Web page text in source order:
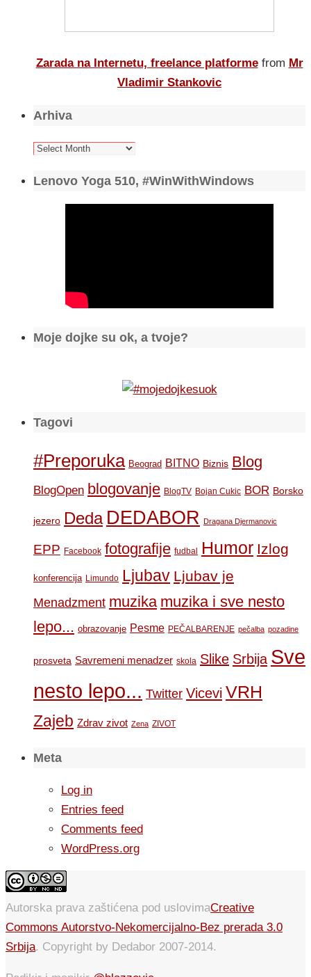
Zarada na Internetu, freelance platforme from Mr
Vladimir Stankovic
Arhiva
Arhiva
Lenovo Yoga 510, #WinWithWindows
Moje dojke su ok, a tvoje?
Tagovi
#Preporuka Beograd BITNO Biznis Blog
BlogOpen blogovanje BlogTV Bojan Cukic BOR Borsko
jezero Deda DEDABOR Dragana Djermanovic
EPP Facebook fotografije fudbal Humor Izlog
konferencija Limundo Ljubav Ljubav je
Menadzment muzika muzika i sve nesto
lepo... obrazovanje Pesme PEČALBARENJE pečalba pozadine
prosveta Savremeni menadzer skola Slike Srbija Sve
nesto lepo... Twitter Vicevi VRH
Zajeb Zdrav zivot Zena ZIVOT
Meta
Log in
Entries feed
Comments feed
WordPress.org
Autorska prava zaštićena pod uslovimaCreative
Commons Autorstvo-Nekomercijalno-Bez prerada 3.0
Srbija. Copyright by Dedabor 2007-2014.